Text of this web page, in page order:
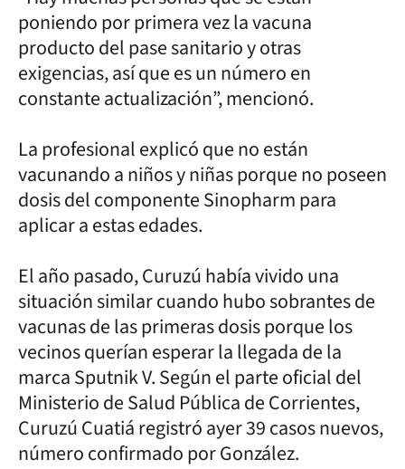
poniendo por primera vez la vacuna
producto del pase sanitario y otras
exigencias, así que es un número en
constante actualización”, mencionó.
La profesional explicó que no están
vacunando a niños y niñas porque no poseen
dosis del componente Sinopharm para
aplicar a estas edades.
El año pasado, Curuzú había vivido una
situación similar cuando hubo sobrantes de
vacunas de las primeras dosis porque los
vecinos querían esperar la llegada de la
marca Sputnik V. Según el parte oficial del
Ministerio de Salud Pública de Corrientes,
Curuzú Cuatiá registró ayer 39 casos nuevos,
número confirmado por González.